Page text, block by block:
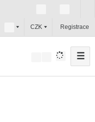
c
z
CZK Registrace
☰